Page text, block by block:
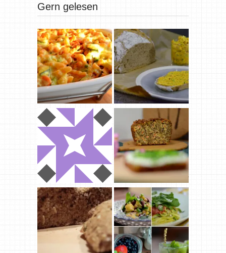
Gern gelesen